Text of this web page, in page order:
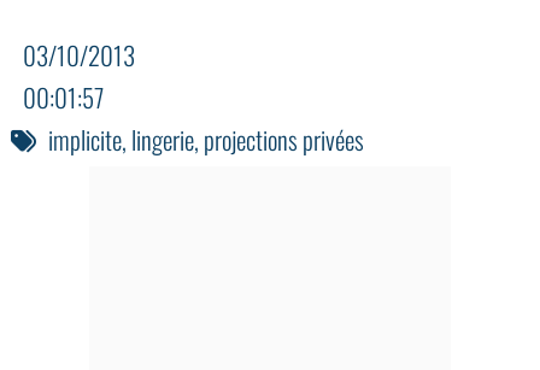
03/10/2013
00:01:57
implicite,lingerie,projections privées